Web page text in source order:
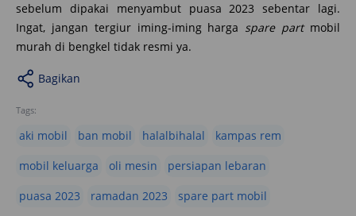
sebelum dipakai menyambut puasa 2023 sebentar lagi.
Ingat, jangan tergiur iming-iming harga spare partmobil
murah di bengkel tidak resmi ya.
Bagikan
Tags:
aki mobil ban mobil halalbihalal
kampas rem
mobil keluarga
oli mesin
persiapan lebaran
puasa 2023
ramadan 2023 spare part mobil